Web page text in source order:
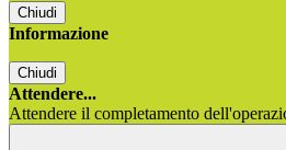
Chiudi
Informazione
Chiudi
Attendere...
Attendere il completamento